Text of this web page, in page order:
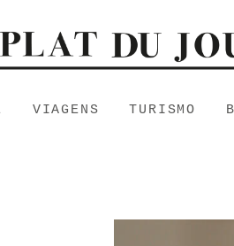
VIAGENS TURISMO